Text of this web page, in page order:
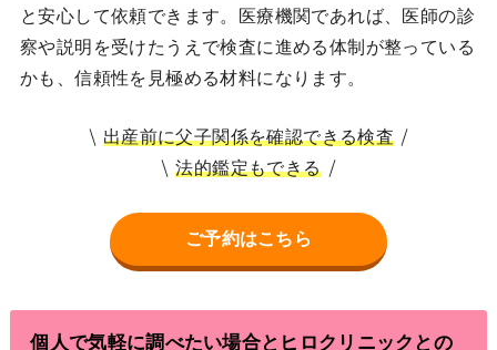
と安心して依頼できます。医療機関であれば、医師の診
察や説明を受けたうえで検査に進める体制が整っている
かも、信頼性を見極める材料になります。
出産前に父子関係を確認できる検査
法的鑑定もできる
ご予約はこちら
個人で気軽に調べたい場合とヒロクリニックとの